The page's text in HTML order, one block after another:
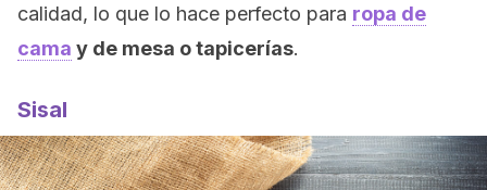
calidad, lo que lo hace perfecto para ropa de
cama y de mesa o tapicerías.
Sisal